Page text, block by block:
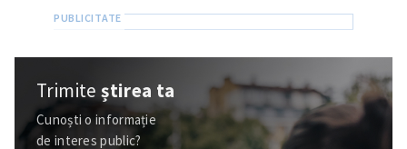
Trimiteștirea ta
Cunoști o informație
de interes public?